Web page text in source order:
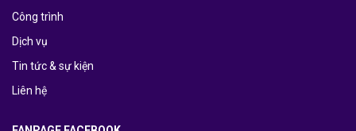
Công trình
Dịch vụ
Tin tức & sự kiện
Liên hệ